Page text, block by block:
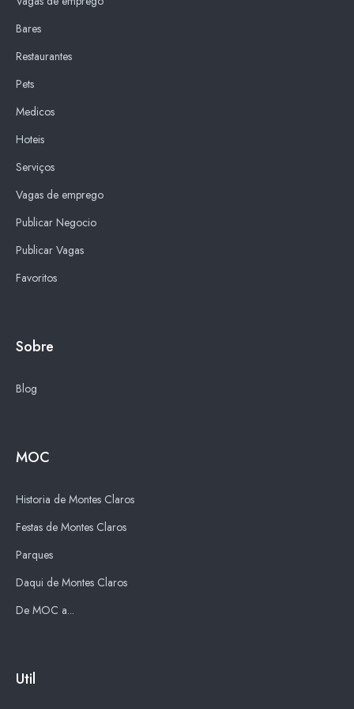
Bares
Restaurantes
Pets
Medicos
Hoteis
Serviços
Vagas de emprego
Publicar Negocio
Publicar Vagas
Favoritos
Sobre
Blog
MOC
Historia de Montes Claros
Festas de Montes Claros
Parques
Daqui de Montes Claros
De MOC a...
Util